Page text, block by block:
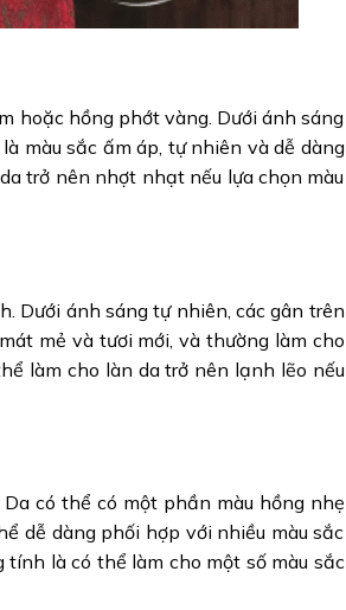
hoặc hồng phớt vàng. Dưới ánh sáng
màu sắc ấm áp, tự nhiên và dễ dàng
trở nên nhợt nhạt nếu lựa chọn màu
Dưới ánh sáng tự nhiên, các gân trên
mẻ và tươi mới, và thường làm cho
làm cho làn da trở nên lạnh lẽo nếu
có thể có một phần màu hồng nhẹ
dễ dàng phối hợp với nhiều màu sắc
là có thể làm cho một số màu sắc